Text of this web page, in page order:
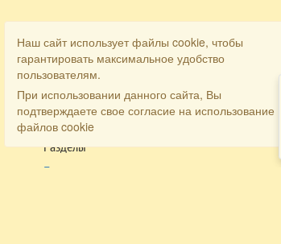
Разделы
Главная
Наш сайт использует файлы cookie, чтобы
гарантировать максимальное удобство
пользователям.
При использовании данного сайта, Вы
подтверждаете свое согласие на использование
файлов cookie